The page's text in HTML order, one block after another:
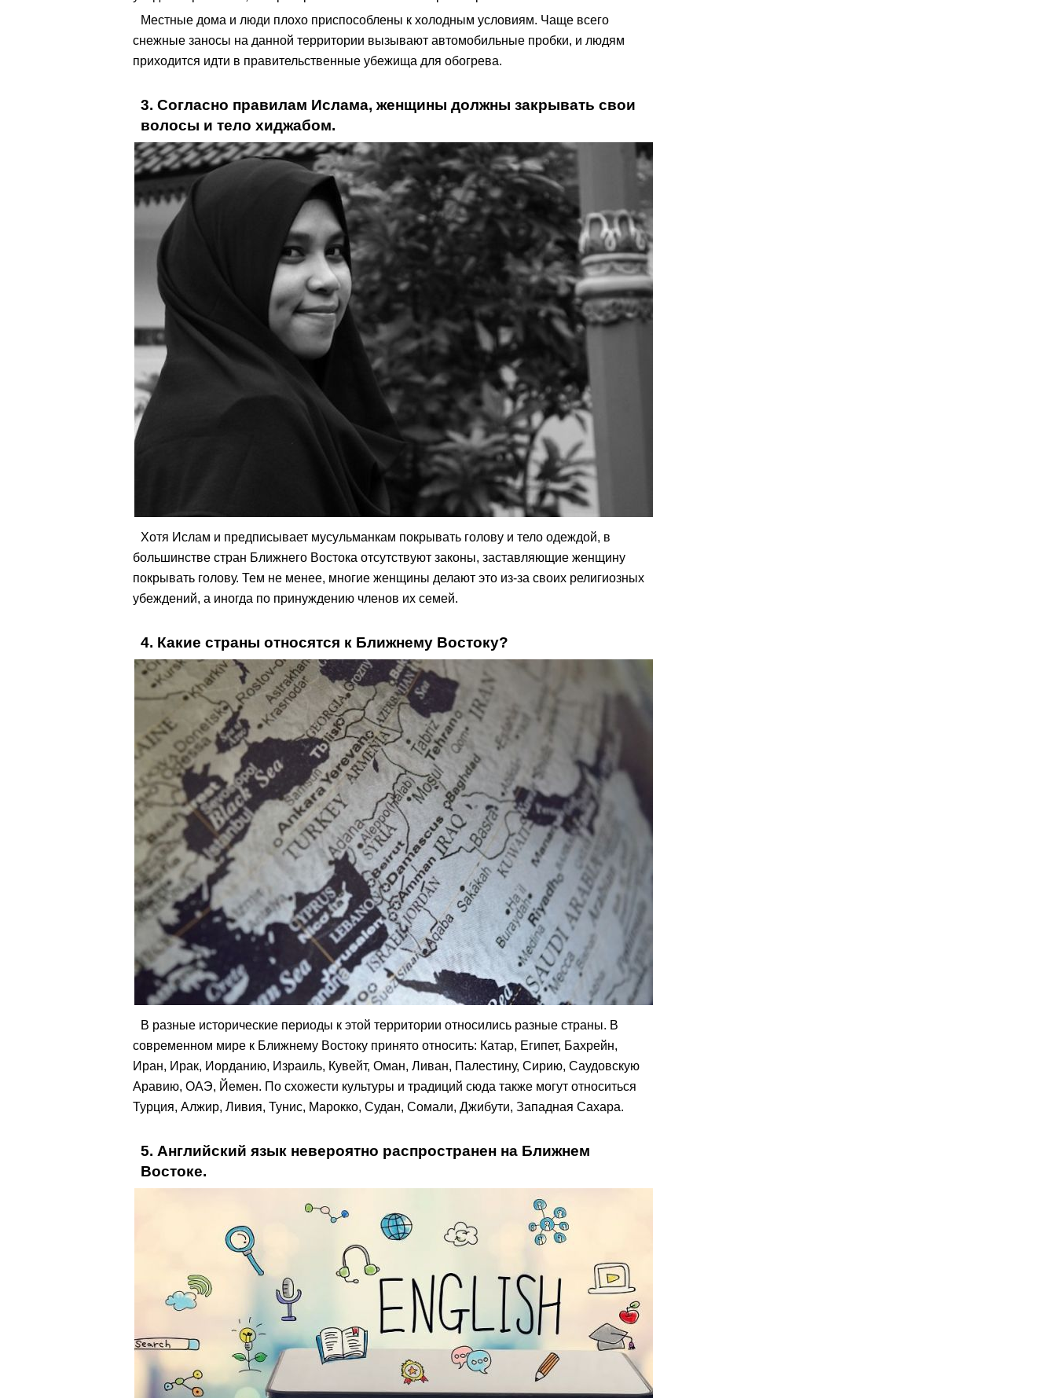
Местные дома и люди плохо приспособлены к холодным условиям. Чаще всего
снежные заносы на данной территории вызывают автомобильные пробки, и людям
приходится идти в правительственные убежища для обогрева.
3. Согласно правилам Ислама, женщины должны закрывать свои
волосы и тело хиджабом.
Хотя Ислам и предписывает мусульманкам покрывать голову и тело одеждой, в
большинстве стран Ближнего Востока отсутствуют законы, заставляющие женщину
покрывать голову. Тем не менее, многие женщины делают это из-за своих религиозных
убеждений, а иногда по принуждению членов их семей.
4. Какие страны относятся к Ближнему Востоку?
В разные исторические периоды к этой территории относились разные страны. В
современном мире к Ближнему Востоку принято относить: Катар, Египет, Бахрейн,
Иран, Ирак, Иорданию, Израиль, Кувейт, Оман, Ливан, Палестину, Сирию, Саудовскую
Аравию, ОАЭ, Йемен. По схожести культуры и традиций сюда также могут относиться
Турция, Алжир, Ливия, Тунис, Марокко, Судан, Сомали, Джибути, Западная Сахара.
5. Английский язык невероятно распространен на Ближнем
Востоке.